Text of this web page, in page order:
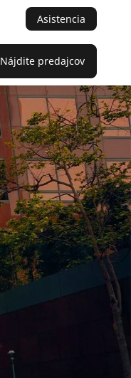
Asistencia
Nájdite predajcov